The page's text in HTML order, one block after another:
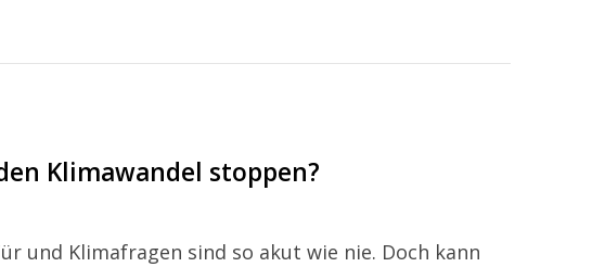
Klimawandel stoppen?
und Klimafragen sind so akut wie nie. Doch kann